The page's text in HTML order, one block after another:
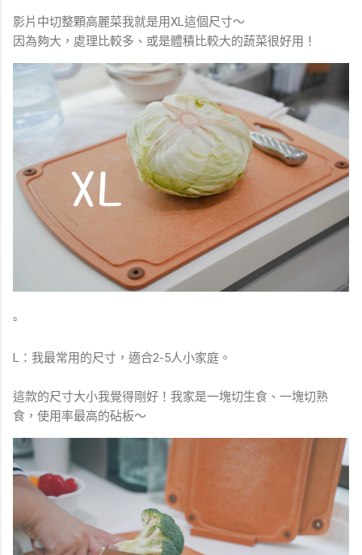
影片中切整顆高麗菜我就是用XL這個尺寸～
因為夠大，處理比較多、或是體積比較大的蔬菜很好用！
▫️
L：我最常用的尺寸，適合2-5人小家庭。
這款的尺寸大小我覺得剛好！我家是一塊切生食、一塊切熟
食，使用率最高的砧板～